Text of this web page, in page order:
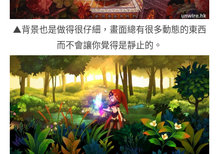
▲背景也是做得很仔細，畫面總有很多動態的東西
而不會讓你覺得是靜止的。